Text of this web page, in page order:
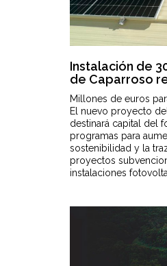
Instalación de
de Caparroso
Millones de euros
El nuevo proyecto
destinará capital del
programas para
sostenibilidad y la
proyectos
instalaciones